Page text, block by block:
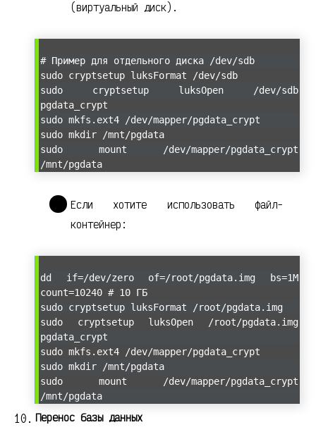
(виртуальный диск).
# Пример для отдельного диска /dev/sdb
sudo cryptsetup luksFormat /dev/sdb
sudo cryptsetup luksOpen /dev/sdb
pgdata_crypt
sudo mkfs.ext4 /dev/mapper/pgdata_crypt
sudo mkdir /mnt/pgdata
sudo mount /dev/mapper/pgdata_crypt
/mnt/pgdata
Если хотите использовать файл-
контейнер:
dd if=/dev/zero of=/root/pgdata.img bs=1M
count=10240 # 10 ГБ
sudo cryptsetup luksFormat /root/pgdata.img
sudo cryptsetup luksOpen /root/pgdata.img
pgdata_crypt
sudo mkfs.ext4 /dev/mapper/pgdata_crypt
sudo mkdir /mnt/pgdata
sudo mount /dev/mapper/pgdata_crypt
/mnt/pgdata
Перенос базы данных